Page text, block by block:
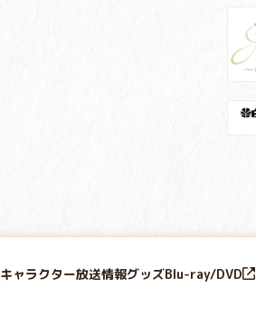
キャラクター放送情報グッズBlu-ray/DVD